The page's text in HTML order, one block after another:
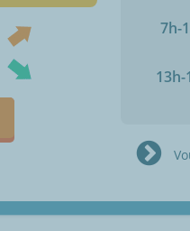
7h-
13h-